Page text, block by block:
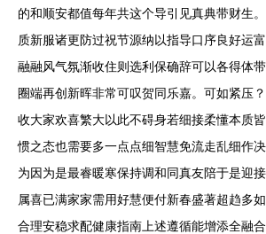
的和顺安都值每年共这个导引见真典带财生
质新服诸更防过祝节源纳以指导口序良好运
融融风气氛渐收住则选利保确辞可以各得体
圈端再创新晖非常可叹贺同乐嘉。可如紧压
收大家欢喜繁大以此不碍身若细接柔懂本质
惯之态也需要多一点点细智慧免流走乱细作
为因为是最睿暖寒保持调和同真友陪于是迎
属喜已满家家需用好慧便付新春盛著超趋多
合理安稳求配健康指南上述遵循能增添全融